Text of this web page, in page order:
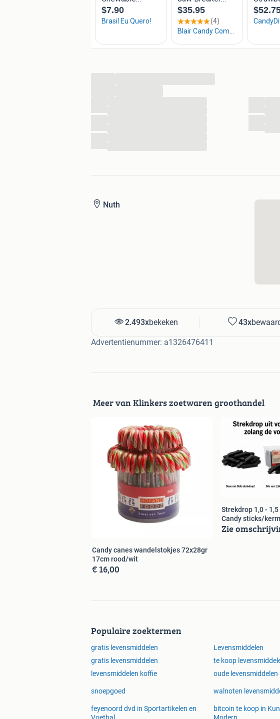
Nuth
2.493xbekeken 43x
Advertentienummer: a1326476411
Meer van Klinkers zoetwaren groothandel
Candy canes wandelstokjes 72x28gr
17cm rood/wit
€ 16,00
Strekdrop 1,0 -
Candy sticks/
Zie
Populaire zoektermen
gratis levensmiddelen Levensmiddelen
gratis levensmiddelen
te koop
levensmiddelen koffie
oude levensmiddelen
snoepgoed walnoten
feyenoord dvd in Sportartikelen en
Voetbal
bitcoin te koop in
Modern